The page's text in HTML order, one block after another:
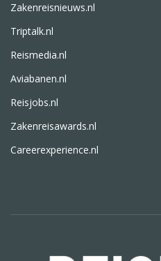
Zakenreisnieuws.nl
Triptalk.nl
Reismedia.nl
Aviabanen.nl
Reisjobs.nl
Zakenreisawards.nl
Careerexperience.nl